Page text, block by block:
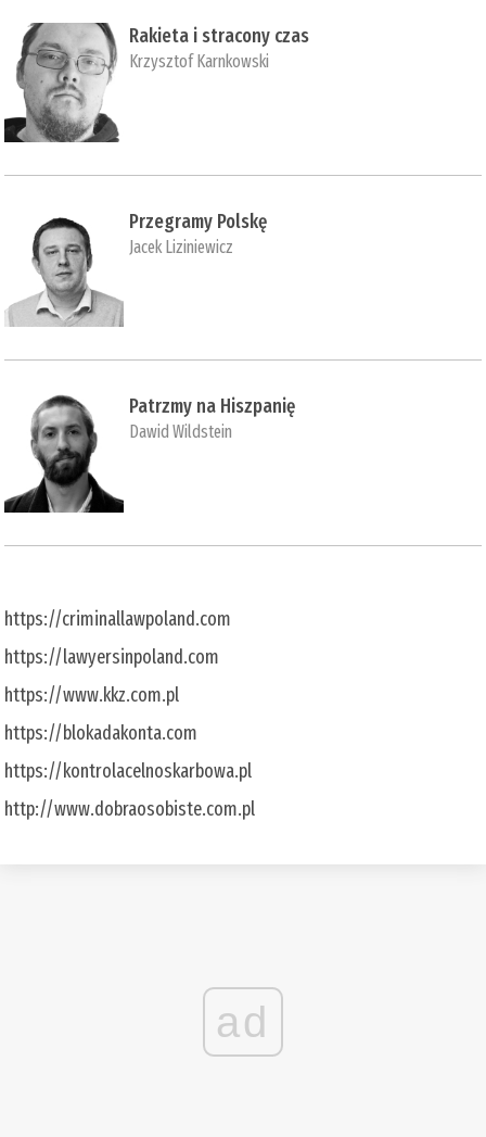
Rakieta i stracony czas
Krzysztof Karnkowski
Przegramy Polskę
Jacek Liziniewicz
Patrzmy na Hiszpanię
Dawid Wildstein
https://criminallawpoland.com
https://lawyersinpoland.com
https://www.kkz.com.pl
https://blokadakonta.com
https://kontrolacelnoskarbowa.pl
http://www.dobraosobiste.com.pl
ad